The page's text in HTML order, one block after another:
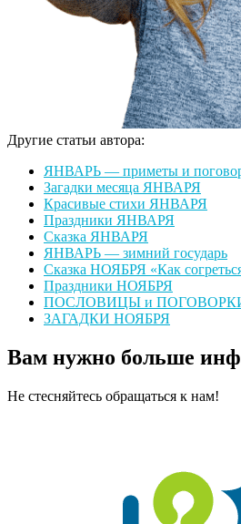
Другие статьи автора:
ЯНВАРЬ — приметы и
Загадки месяца ЯНВАРЯ
Красивые стихи ЯНВАРЯ
Праздники ЯНВАРЯ
Сказка ЯНВАРЯ
ЯНВАРЬ — зимний государь
Сказка НОЯБРЯ «Как
Праздники НОЯБРЯ
ПОСЛОВИЦЫ и
ЗАГАДКИ НОЯБРЯ
Вам нужно больше
Не стесняйтесь обращаться к нам!